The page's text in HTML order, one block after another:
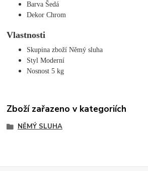
Barva Šedá
Dekor Chrom
Vlastnosti
Skupina zboží Němý sluha
Styl Moderní
Nosnost 5 kg
Zboží zařazeno v kategoriích
NĚMÝ SLUHA